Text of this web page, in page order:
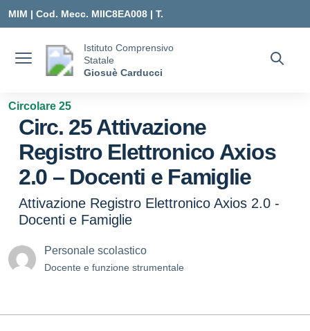
MIM | Cod. Mecc. MIIC8EA008 | T.
MIIC8EA008@ISTRUZIONE.IT
Istituto Comprensivo
Statale
Giosuè Carducci
Circolare 25
Circ. 25 Attivazione
Registro Elettronico Axios
2.0 – Docenti e Famiglie
Attivazione Registro Elettronico Axios 2.0 -
Docenti e Famiglie
Personale scolastico
Docente e funzione strumentale